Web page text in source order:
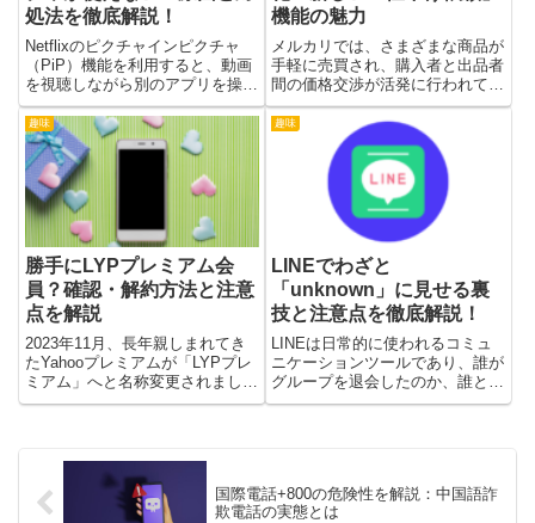
処法を徹底解説！
Netflixのピクチャインピクチャ
（PiP）機能を利用すると、動画
を視聴しながら別のアプリを操作
できます。しかし、PiPが突然使
えなくなることがあります。デバ
イスの設定や互換性、ネットワー
ク環境など、さまざまな要因が影
響するため、適切な対...
機能の魅力
メルカリでは、さまざまな商品が
手軽に売買され、購入者と出品者
間の価格交渉が活発に行われてい
ます。最近導入された「値下げ依
頼」機能は、多くの注目を集めて
おり、透明性と便利さを兼ね備え
た革新的なシステムとして開発さ
れました。この記事で、「値下
趣味
勝手にLYPプレミアム会
員？確認・解約方法と注意
点を解説
2023年11月、長年親しまれてき
たYahooプレミアムが「LYPプレ
ミアム」へと名称変更されまし
た。この変更により、LINEと
できるようになっています。しか
し、突然の名...
趣味
LINEでわざと
「unknown」に見せる裏
技と注意点を徹底解説！
LINEは日常的に使われるコミュ
ニケーションツールであり、誰が
グループを退会したのか、誰と連
絡を取っているのかなどが簡単に
国際電話+800の危険性を解説：中国語詐
欺電話の実態とは